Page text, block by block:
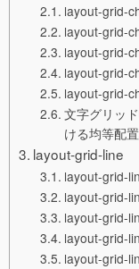
layout-grid-
layout-grid-
layout-grid-
layout-grid-
layout-grid-
文字グリッ
ける均等配
layout-grid-line
layout-grid-
layout-grid-
layout-grid-
layout-grid-
layout-grid-